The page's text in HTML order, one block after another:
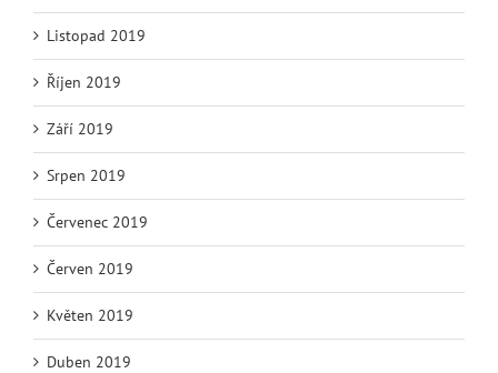
Listopad 2019
Říjen 2019
Září 2019
Srpen 2019
Červenec 2019
Červen 2019
Květen 2019
Duben 2019